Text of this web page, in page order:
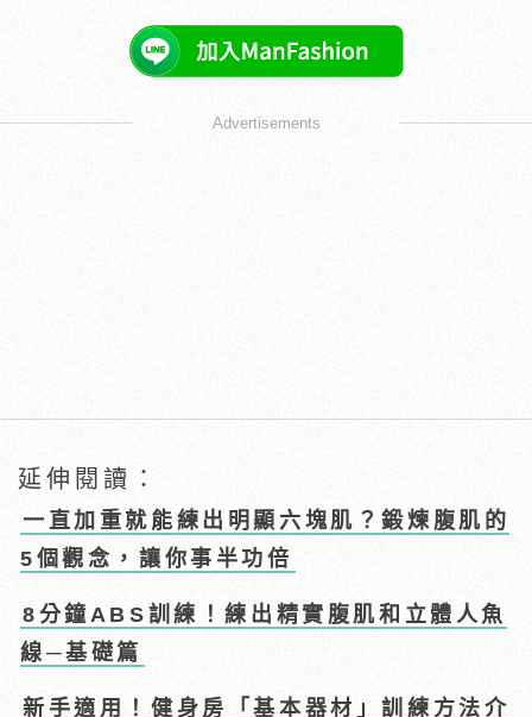
Advertisements
延伸閱讀：
一直加重就能練出明顯六塊肌？鍛煉腹肌的
5個觀念，讓你事半功倍
8分鐘ABS訓練！練出精實腹肌和立體人魚
線─基礎篇
新手適用！健身房「基本器材」訓練方法介